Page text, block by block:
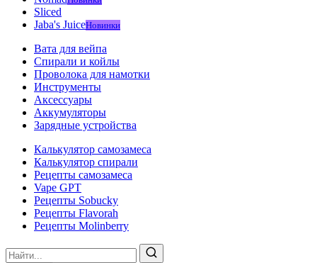
Sliced
Jaba's JuiceНовинки
Вата для вейпа
Спирали и койлы
Проволока для намотки
Инструменты
Аксесcуары
Аккумуляторы
Зарядные устройства
Калькулятор самозамеса
Калькулятор спирали
Рецепты самозамеса
Vape GPT
Рецепты Sobucky
Рецепты Flavorah
Рецепты Molinberry